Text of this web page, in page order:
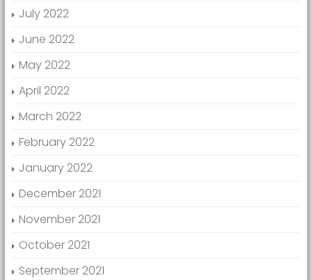
July 2022
June 2022
May 2022
April 2022
March 2022
February 2022
January 2022
December 2021
November 2021
October 2021
September 2021